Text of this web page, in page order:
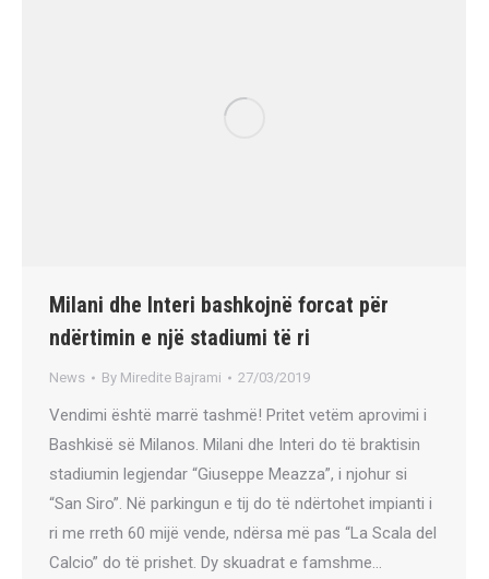
Milani dhe Interi bashkojnë forcat për
ndërtimin e një stadiumi të ri
News By Miredite Bajrami 27/03/2019
Vendimi është marrë tashmë! Pritet vetëm aprovimi i
Bashkisë së Milanos. Milani dhe Interi do të braktisin
stadiumin legjendar “Giuseppe Meazza”, i njohur si
“San Siro”. Në parkingun e tij do të ndërtohet impianti i
ri me rreth 60 mijë vende, ndërsa më pas “La Scala del
Calcio” do të prishet. Dy skuadrat e famshme…